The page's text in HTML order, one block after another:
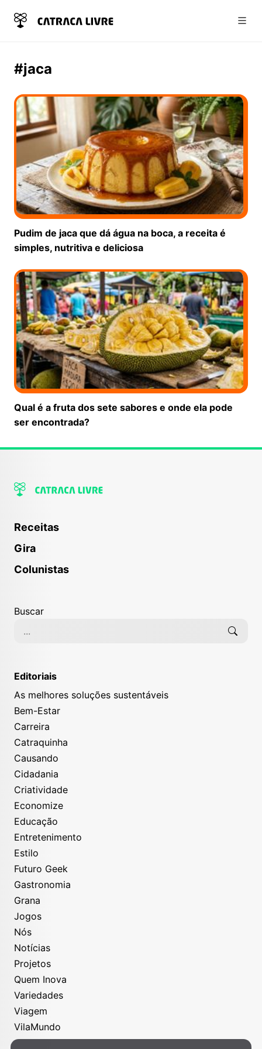
#jaca
Pudim de jaca que dá água na boca, a receita é
simples, nutritiva e deliciosa
Qual é a fruta dos sete sabores e onde ela pode
ser encontrada?
Receitas
Gira
Colunistas
Buscar
Editoriais
As melhores soluções sustentáveis
Bem-Estar
Carreira
Catraquinha
Causando
Cidadania
Criatividade
Economize
Educação
Entretenimento
Estilo
Futuro Geek
Gastronomia
Grana
Jogos
Nós
Notícias
Projetos
Quem Inova
Variedades
Viagem
VilaMundo